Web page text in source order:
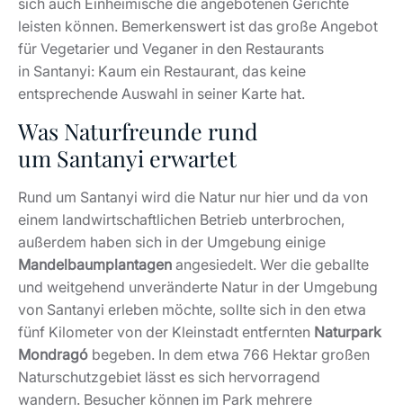
sich auch Einheimische die angebotenen Gerichte
leisten können. Bemerkenswert ist das große Angebot
für Vegetarier und Veganer in den Restaurants
in Santanyi: Kaum ein Restaurant, das keine
entsprechende Auswahl in seiner Karte hat.
Was Naturfreunde rund
um Santanyi erwartet
Rund um Santanyi wird die Natur nur hier und da von
einem landwirtschaftlichen Betrieb unterbrochen,
außerdem haben sich in der Umgebung einige
Mandelbaumplantagen angesiedelt. Wer die geballte
und weitgehend unveränderte Natur in der Umgebung
von Santanyi erleben möchte, sollte sich in den etwa
fünf Kilometer von der Kleinstadt entfernten Naturpark
Mondragó begeben. In dem etwa 766 Hektar großen
Naturschutzgebiet lässt es sich hervorragend
wandern. Besucher können im Park mehrere